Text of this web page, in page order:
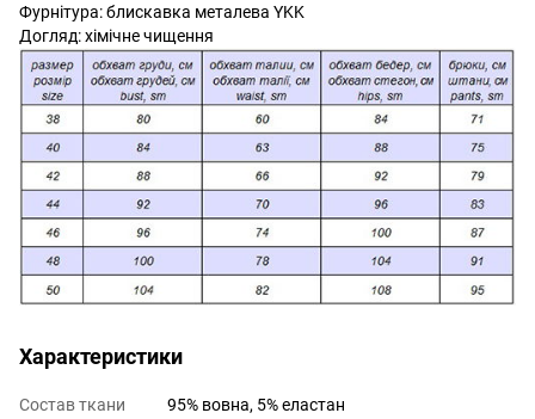
Фурнітура: блискавка металева YKK
Догляд: хімічне чищення
Характеристики
Состав ткани 95% вовна, 5% еластан